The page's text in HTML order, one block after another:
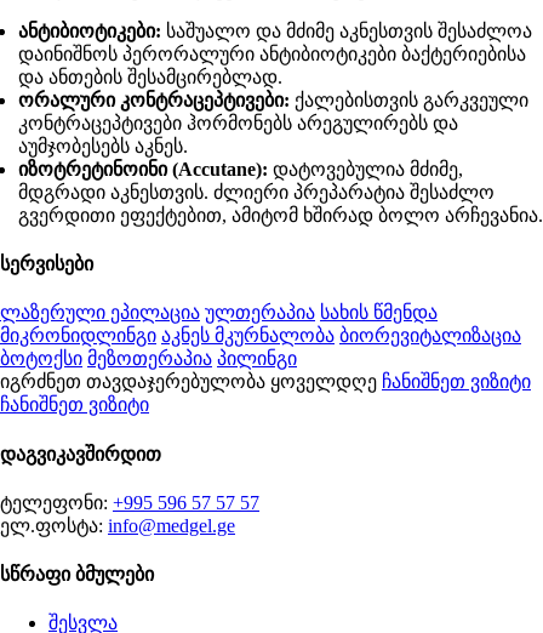
ანტიბიოტიკები: საშუალო და მძიმე აკნესთვის შესაძლოა
დაინიშნოს პერორალური ანტიბიოტიკები ბაქტერიებისა
და ანთების შესამცირებლად.
ორალური კონტრაცეპტივები: ქალებისთვის გარკვეული
კონტრაცეპტივები ჰორმონებს არეგულირებს და
აუმჯობესებს აკნეს.
იზოტრეტინოინი (Accutane): დატოვებულია მძიმე,
მდგრადი აკნესთვის. ძლიერი პრეპარატია შესაძლო
გვერდითი ეფექტებით, ამიტომ ხშირად ბოლო არჩევანია.
სერვისები
ლაზერული ეპილაცია ულთერაპია სახის წმენდა
მიკრონიდლინგი აკნეს მკურნალობა ბიორევიტალიზაცია
ბოტოქსი მეზოთერაპია პილინგი
იგრძნეთ თავდაჯერებულობა ყოველდღე ჩანიშნეთ ვიზიტი
ჩანიშნეთ ვიზიტი
დაგვიკავშირდით
ტელეფონი: +995 596 57 57 57
ელ.ფოსტა: info@medgel.ge
სწრაფი ბმულები
შესვლა